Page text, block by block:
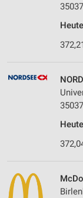
Heute
Heute